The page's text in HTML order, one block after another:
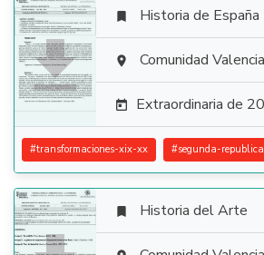

 Historia de España
 Comunidad
 Extraordinaria de
#transformaciones-xix-xx #segunda-republica
 Historia del Arte